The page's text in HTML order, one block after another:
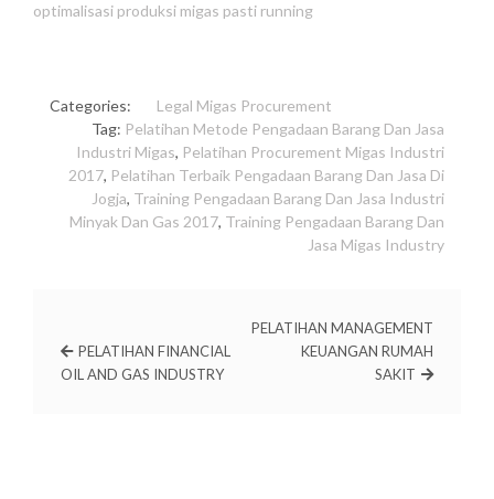
optimalisasi produksi migas pasti running
Categories: Legal Migas Procurement
Tag: Pelatihan Metode Pengadaan Barang Dan Jasa
Industri Migas, Pelatihan Procurement Migas Industri
2017, Pelatihan Terbaik Pengadaan Barang Dan Jasa Di
Jogja, Training Pengadaan Barang Dan Jasa Industri
Minyak Dan Gas 2017, Training Pengadaan Barang Dan
Jasa Migas Industry
PELATIHAN FINANCIAL
OIL AND GAS INDUSTRY
PELATIHAN MANAGEMENT
KEUANGAN RUMAH
SAKIT